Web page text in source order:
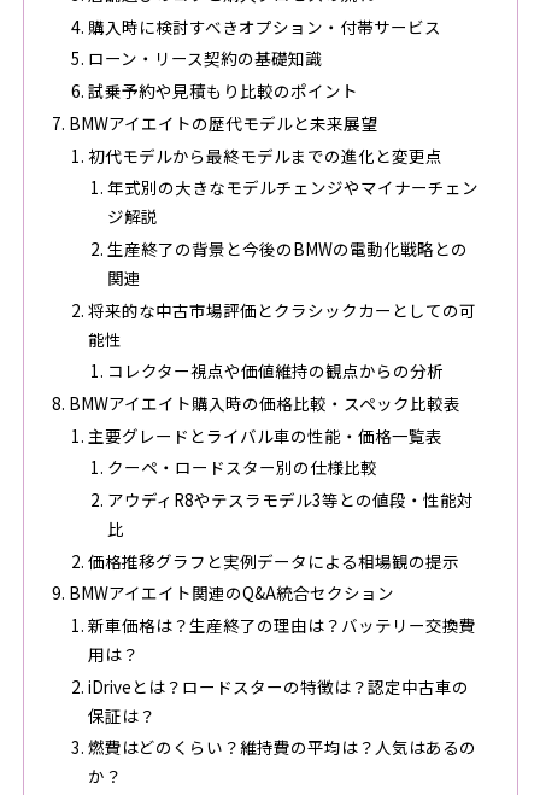
購入時に検討すべきオプション・付帯サービス
ローン・リース契約の基礎知識
試乗予約や見積もり比較のポイント
BMWアイエイトの歴代モデルと未来展望
初代モデルから最終モデルまでの進化と変更点
年式別の大きなモデルチェンジやマイナーチェン
ジ解説
生産終了の背景と今後のBMWの電動化戦略との
関連
将来的な中古市場評価とクラシックカーとしての可
能性
コレクター視点や価値維持の観点からの分析
BMWアイエイト購入時の価格比較・スペック比較表
主要グレードとライバル車の性能・価格一覧表
クーペ・ロードスター別の仕様比較
アウディR8やテスラモデル3等との値段・性能対
比
価格推移グラフと実例データによる相場観の提示
BMWアイエイト関連のQ&A統合セクション
新車価格は？生産終了の理由は？バッテリー交換費
用は？
iDriveとは？ロードスターの特徴は？認定中古車の
保証は？
燃費はどのくらい？維持費の平均は？人気はあるの
か？